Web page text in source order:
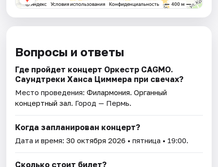
Вопросы и ответы
Где пройдет концерт Оркестр CAGMO.
Саундтреки Ханса Циммера при свечах?
Место проведения:Филармония. Органный
концертный зал. Город — Пермь.
Когда запланирован концерт?
Дата и время:30 октября 2026 • пятница • 19:00.
Сколько стоит билет?